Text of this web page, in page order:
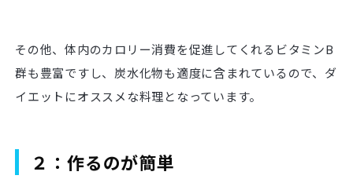
その他、体内のカロリー消費を促進してくれるビタミンB
群も豊富ですし、炭水化物も適度に含まれているので、ダ
イエットにオススメな料理となっています。
２：作るのが簡単